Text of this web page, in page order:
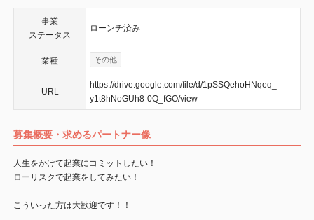
事業
ステータス
ローンチ済み
業種 その他
URL
https://drive.google.com/file/d/1pSSQehoHNqeq_-
y1t8hNoGUh8-0Q_fGO/view
募集概要・求めるパートナー像
人生をかけて起業にコミットしたい！
ローリスクで起業をしてみたい！
こういった方は大歓迎です！！